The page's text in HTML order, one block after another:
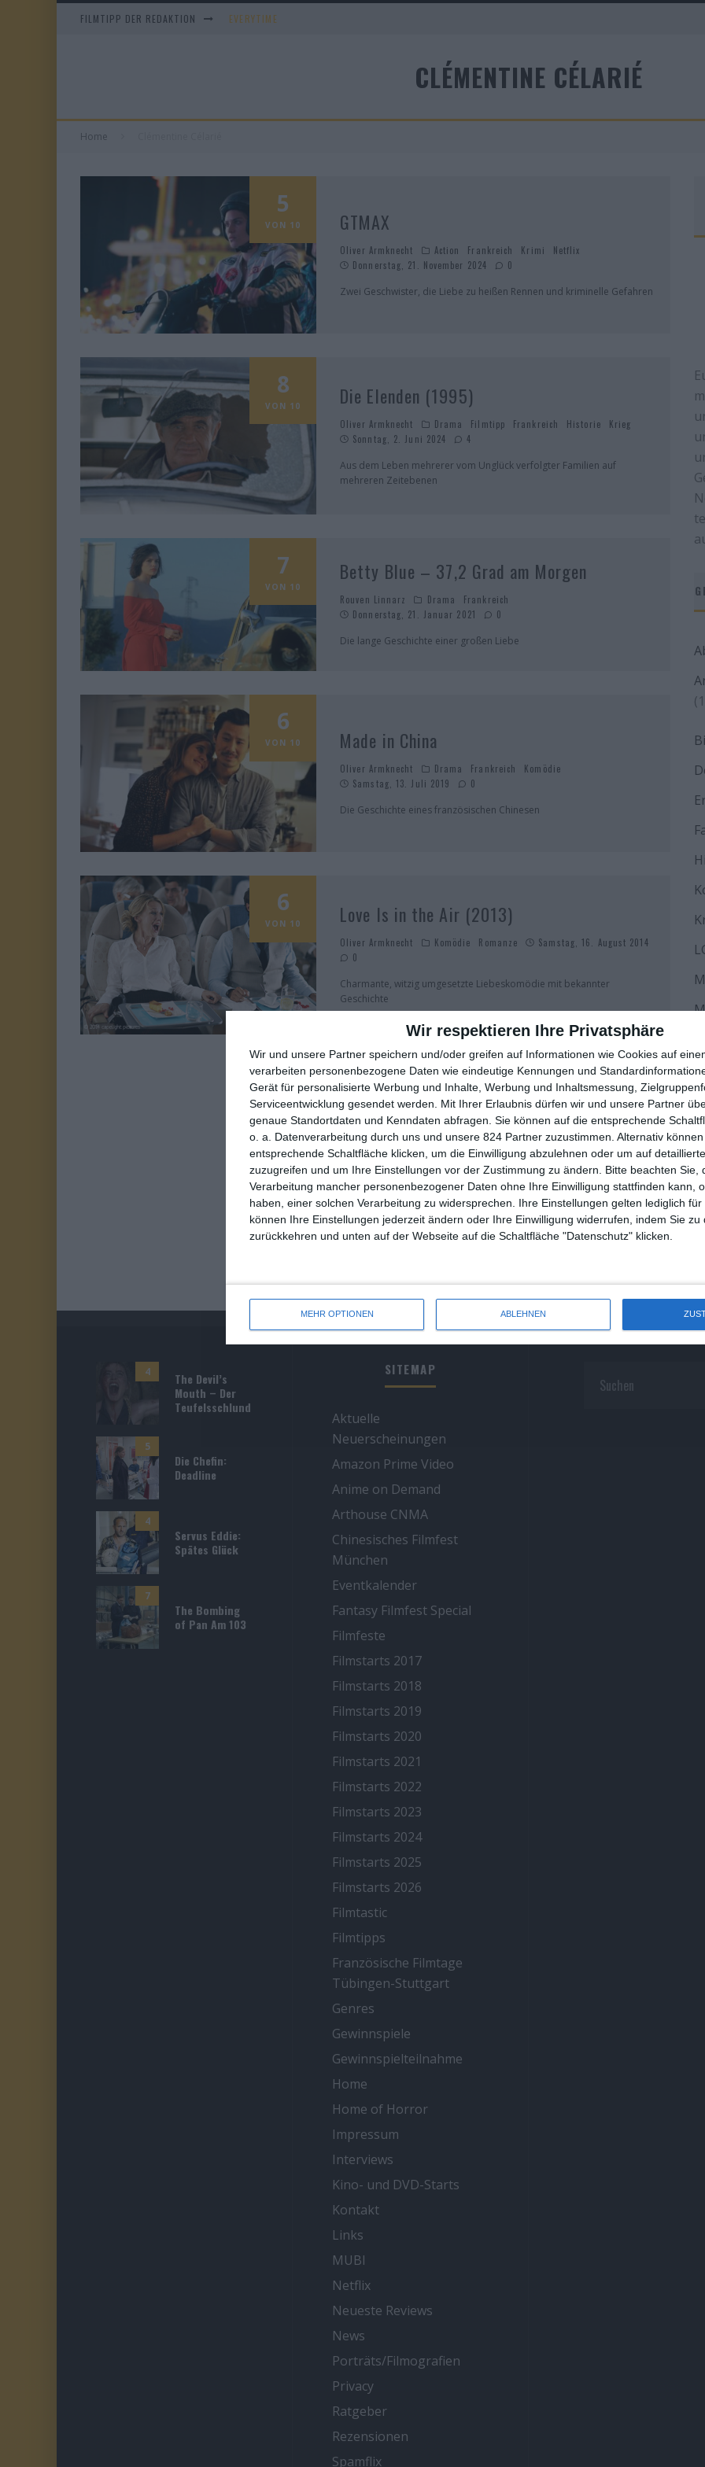
Wir respektieren Ihre Privatsphäre
Wir und unsere Partner speichern und/oder greifen auf Informationen wie Cookies auf
verarbeiten personenbezogene Daten wie eindeutige Kennungen und
Gerät für personalisierte Werbung und Inhalte, Werbung und Inhaltsmessung,
Serviceentwicklung gesendet werden.
Mit Ihrer Erlaubnis dürfen wir und unsere Partner
genaue Standortdaten und Kenndaten abfragen. Sie können auf die entsprechende
o. a. Datenverarbeitung durch uns und unsere 824 Partner zuzustimmen. Alternativ
entsprechende Schaltfläche klicken, um die Einwilligung abzulehnen oder um auf
zuzugreifen und um Ihre Einstellungen vor der Zustimmung zu ändern.
Bitte beachten Sie,
Verarbeitung mancher personenbezogener Daten ohne Ihre Einwilligung stattfinden kann,
haben, einer solchen Verarbeitung zu widersprechen. Ihre Einstellungen gelten lediglich
können Ihre Einstellungen jederzeit ändern oder Ihre Einwilligung widerrufen, indem Sie zu
zurückkehren und unten auf der Webseite auf die Schaltfläche "Datenschutz" klicken.
MEHR OPTIONEN ABLEHNEN
FILMTIPP DER REDAKTION EVERYTIME
CLÉMENTINE CÉLARIÉ
Home
5
VON 10 GTMAX
Oliver Armknecht Action Frankreich Krimi
Netflix
Donnerstag, 21. November 2024
0
Zwei Geschwister, die Liebe zu heißen Rennen und kriminelle Gefahren
8
VON 10 Die Elenden (1995)
Oliver Armknecht Drama Filmtipp Frankreich Historie
Krieg
Sonntag, 2. Juni 2024
4
Aus dem Leben mehrerer vom Unglück verfolgter Familien auf
mehreren Zeitebenen
7
VON 10
Betty Blue – 37,2 Grad am Morgen
Rouven Linnarz Drama
Frankreich
Donnerstag, 21. Januar 2021
0
Die lange Geschichte einer großen Liebe
6
VON 10 Made in China
Oliver Armknecht Drama Frankreich
Komödie
Samstag, 13. Juli 2019
0
Die Geschichte eines französischen Chinesen
6
VON 10 Love Is in the Air (2013)
Oliver Armknecht Komödie Romanze
Samstag, 16. August 2014
0
Charmante, witzig umgesetzte Liebeskomödie mit bekannter
Geschichte
4
The Devil’s
Mouth – Der
Teufelsschlund
5
Die Chefin:
Deadline
4
Servus Eddie:
Spätes Glück
7
The Bombing
of Pan Am 103
SITEMAP
Aktuelle
Neuerscheinungen
Amazon Prime Video
Anime on Demand
Arthouse CNMA
Chinesisches Filmfest
München
Eventkalender
Fantasy Filmfest Special
Filmfeste
Filmstarts 2017
Filmstarts 2018
Filmstarts 2019
Filmstarts 2020
Filmstarts 2021
Filmstarts 2022
Filmstarts 2023
Filmstarts 2024
Filmstarts 2025
Filmstarts 2026
Filmtastic
Filmtipps
Französische Filmtage
Tübingen-Stuttgart
Genres
Gewinnspiele
Gewinnspielteilnahme
Home
Home of Horror
Impressum
Interviews
Kino- und DVD-Starts
Kontakt
Links
MUBI
Netflix
Neueste Reviews
News
Porträts/Filmografien
Privacy
Ratgeber
Rezensionen
Spamflix